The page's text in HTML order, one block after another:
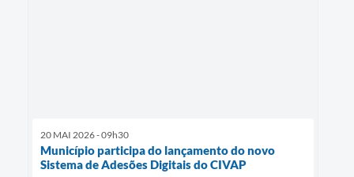
20 MAI 2026 - 09h30
Município participa do lançamento do novo
Sistema de Adesões Digitais do CIVAP